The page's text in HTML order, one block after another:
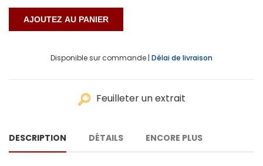
Disponible sur commande | Délai de livraison
Feuilleter un extrait
DESCRIPTION DÉTAILS ENCORE PLUS